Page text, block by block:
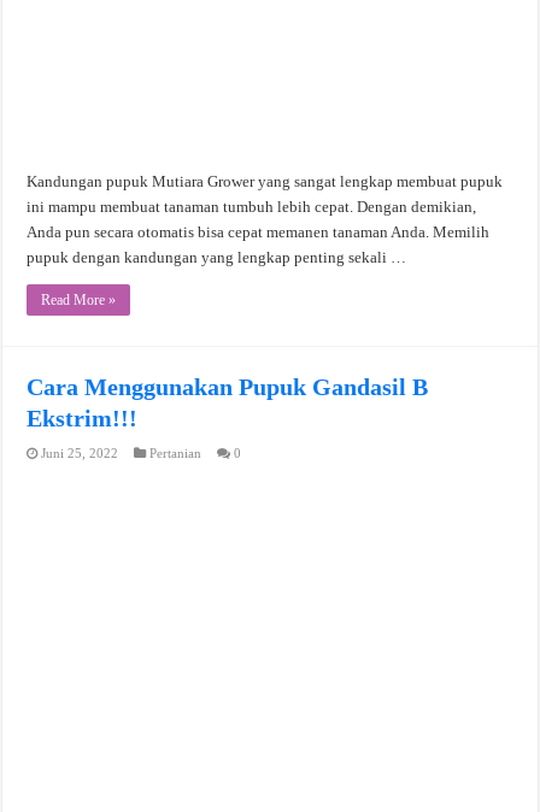
Kandungan pupuk Mutiara Grower yang sangat lengkap membuat pupuk
ini mampu membuat tanaman tumbuh lebih cepat. Dengan demikian,
Anda pun secara otomatis bisa cepat memanen tanaman Anda. Memilih
pupuk dengan kandungan yang lengkap penting sekali …
Read More »
Cara Menggunakan Pupuk Gandasil B
Ekstrim!!!
Juni 25, 2022 Pertanian 0